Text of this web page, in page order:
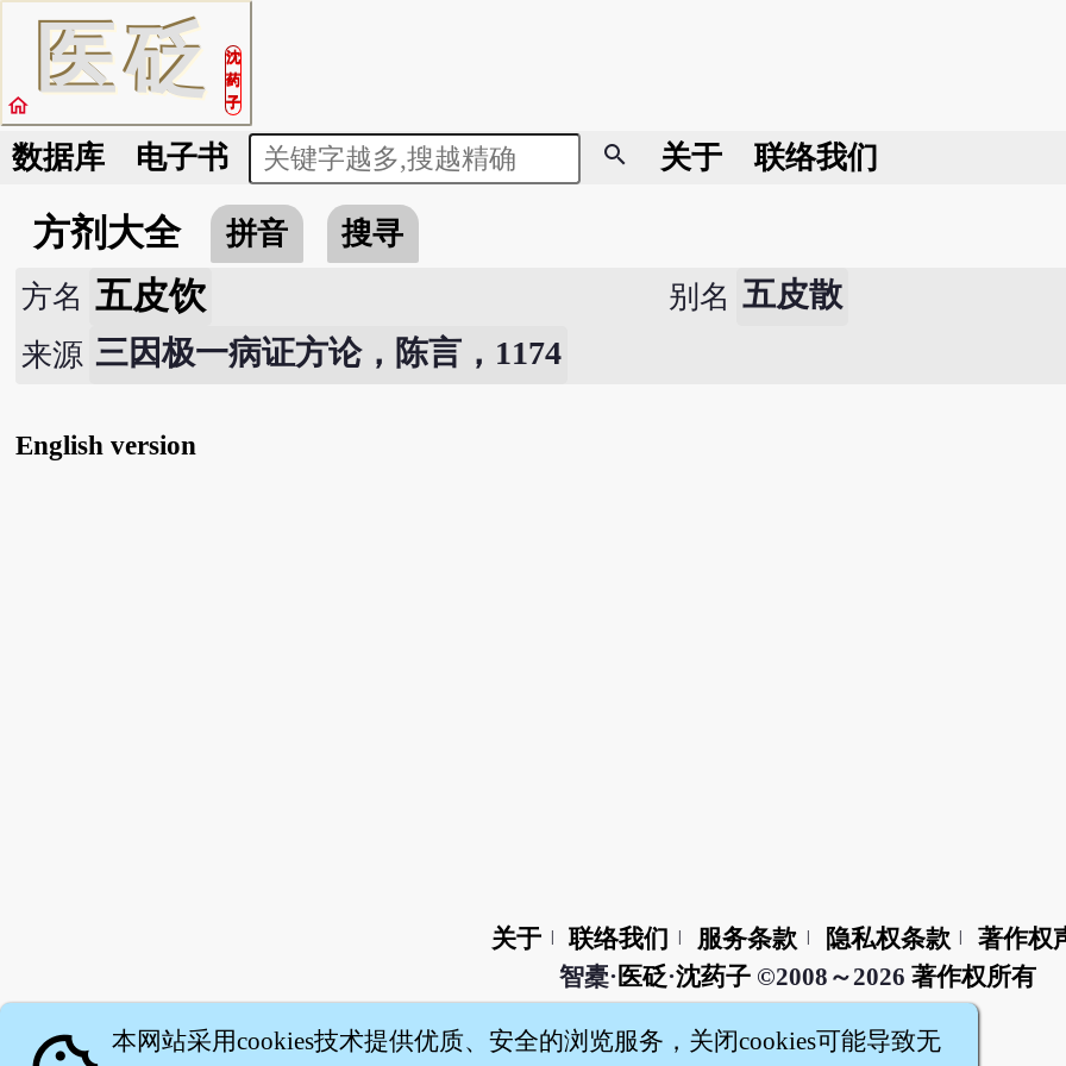
医砭
沈
药
子
home
数据库 电子书 search 关于 联络我们
方剂大全 拼音
搜寻
方名 五皮饮 别名 五皮散
来源 三因极一病证方论，陈言，1174
English version
关于 联络我们 服务条款 隐私权条款
著作权
智橐· 医砭·沈药子©2008～2026 著作权所有
本网站采用cookies技术提供优质、安全的浏览服务，关闭cookies可能导致无